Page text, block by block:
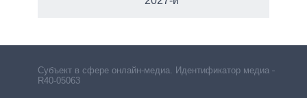
Субъект в сфере онлайн-медиа. Идентификатор медиа –
R40-05063